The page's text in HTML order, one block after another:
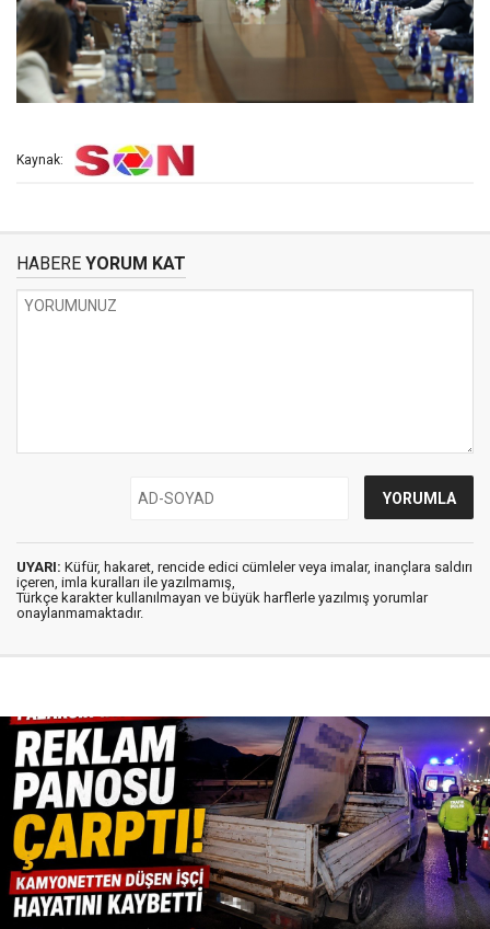
Kaynak:
HABERE YORUM KAT
UYARI: Küfür, hakaret, rencide edici cümleler veya imalar, inançlara saldırı
içeren, imla kuralları ile yazılmamış,
Türkçe karakter kullanılmayan ve büyük harflerle yazılmış yorumlar
onaylanmamaktadır.